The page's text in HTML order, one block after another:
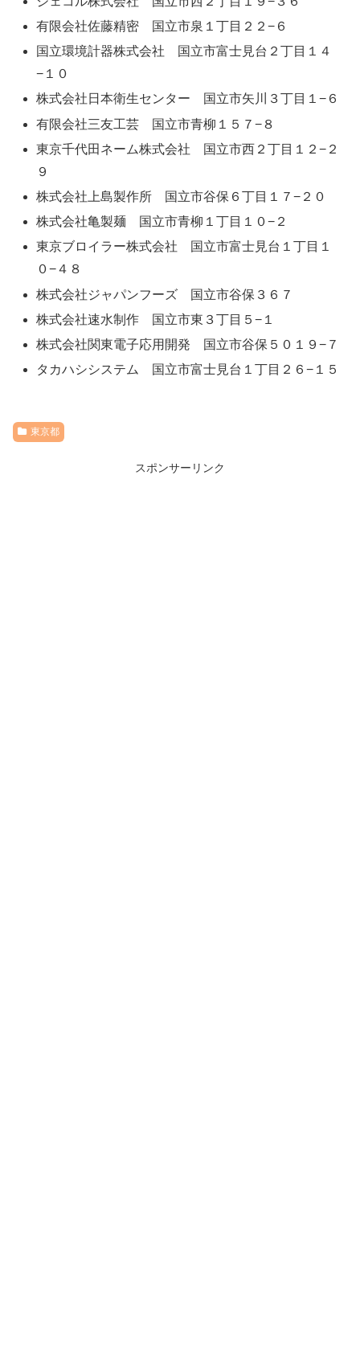
有限会社佐藤精密 国立市泉１丁目２２−６
国立環境計器株式会社 国立市富士見台２丁目１４
−１０
株式会社日本衛生センター 国立市矢川３丁目１−６
有限会社三友工芸 国立市青柳１５７−８
東京千代田ネーム株式会社 国立市西２丁目１２−２
９
株式会社上島製作所 国立市谷保６丁目１７−２０
株式会社亀製麺 国立市青柳１丁目１０−２
東京ブロイラー株式会社 国立市富士見台１丁目１
０−４８
株式会社ジャパンフーズ 国立市谷保３６７
株式会社速水制作 国立市東３丁目５−１
株式会社関東電子応用開発 国立市谷保５０１９−７
タカハシシステム 国立市富士見台１丁目２６−１５
東京都
スポンサーリンク